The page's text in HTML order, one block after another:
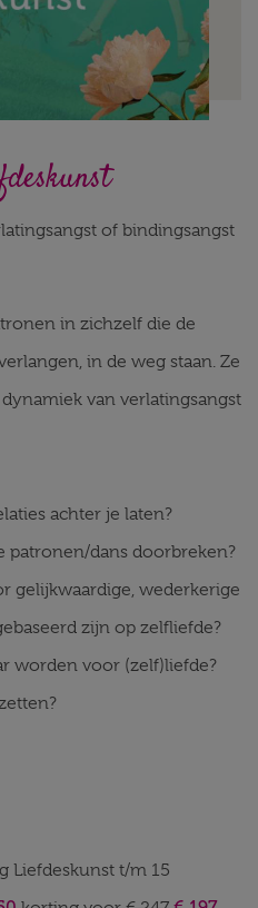
of bindingsangst
in zichzelf die de
in de weg staan. Ze
van verlatingsangst
achter je laten?
patronen/dans doorbreken?
gelijkwaardige, wederkerige
zijn op zelfliefde?
worden voor (zelf)liefde?
Liefdeskunst t/m 15